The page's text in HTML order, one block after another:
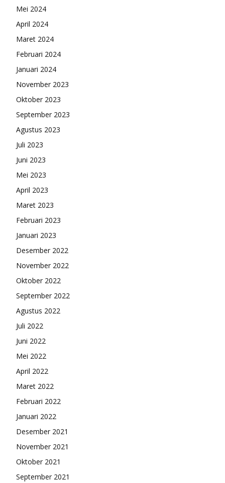
Mei 2024
April 2024
Maret 2024
Februari 2024
Januari 2024
November 2023
Oktober 2023
September 2023
Agustus 2023
Juli 2023
Juni 2023
Mei 2023
April 2023
Maret 2023
Februari 2023
Januari 2023
Desember 2022
November 2022
Oktober 2022
September 2022
Agustus 2022
Juli 2022
Juni 2022
Mei 2022
April 2022
Maret 2022
Februari 2022
Januari 2022
Desember 2021
November 2021
Oktober 2021
September 2021